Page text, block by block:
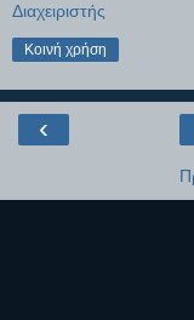
Διαχειριστής
Κοινή χρήση
‹